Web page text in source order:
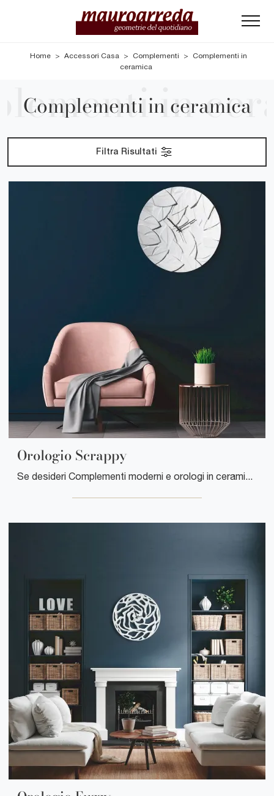
Home > Accessori Casa > Complementi >
Complementi in
ceramica
Complementi in ceramica
Filtra Risultati
Orologio Scrappy
Se desideri Complementi moderni e orologi in ceramica scopri di più sul modello Orologio Scrappy del brand Pintdecor.